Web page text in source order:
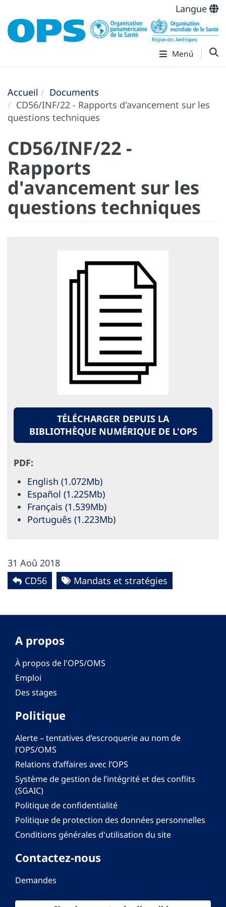
Langue
Menú
Accueil
Documents
CD56/INF/22 - Rapports d'avancement sur les
questions techniques
CD56/INF/22 -
Rapports
d'avancement sur les
questions techniques
TÉLÉCHARGER DEPUIS LA
BIBLIOTHÈQUE NUMÉRIQUE DE L'OPS
PDF:
English (1.072Mb)
Español (1.225Mb)
Français (1.539Mb)
Português (1.223Mb)
31 Aoû 2018
CD56
Mandats et stratégies
A propos
À propos de l'OPS/OMS
Emploi
Des stages
Politique
Alerte – tentatives d’escroquerie au nom de
l’OPS/OMS
Relations d’affaires avec l’OPS
Système de gestion de l’intégrité et des conflits
(SGAIC)
Politique de confidentialité
Politique de protection des données personnelles
Conditions générales d'utilisation du site
Contactez-nous
Demandes